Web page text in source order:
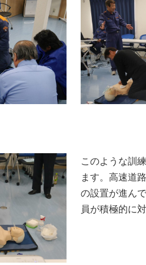
このような訓
ます。高速道
の設置が進ん
員が積極的に